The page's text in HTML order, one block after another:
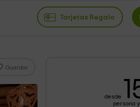
Tarjetas Regalo
Guardar
desde
persona